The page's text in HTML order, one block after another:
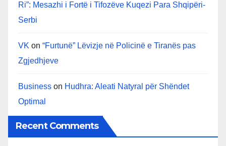
Ri”: Mesazhi i Fortë i Tifozëve Kuqezi Para Shqipëri-
Serbi
VK on “Furtunë” Lëvizje në Policinë e Tiranës pas
Zgjedhjeve
Business on Hudhra: Aleati Natyral për Shëndet
Optimal
Recent Comments